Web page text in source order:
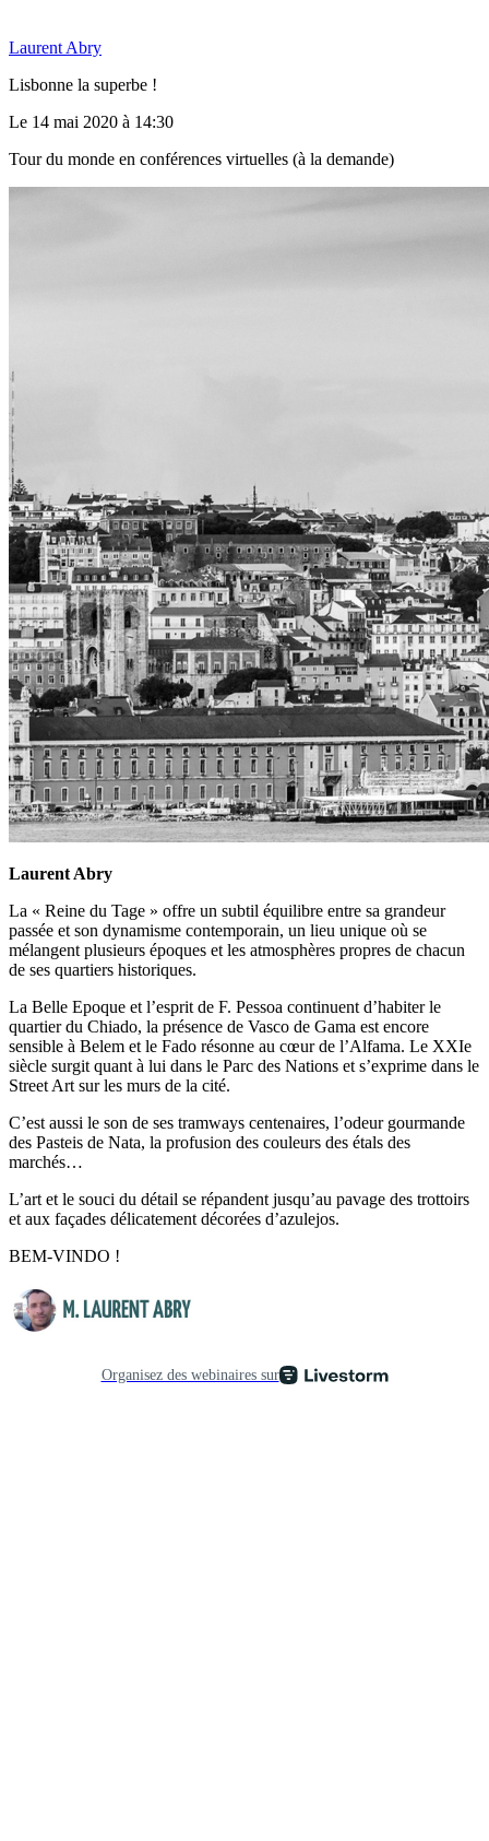
Laurent Abry
Lisbonne la superbe !
Le 14 mai 2020 à 14:30
Tour du monde en conférences virtuelles (à la demande)
Laurent Abry
La « Reine du Tage » offre un subtil équilibre entre sa grandeur
passée et son dynamisme contemporain, un lieu unique où se
mélangent plusieurs époques et les atmosphères propres de chacun
de ses quartiers historiques.
La Belle Epoque et l’esprit de F. Pessoa continuent d’habiter le
quartier du Chiado, la présence de Vasco de Gama est encore
sensible à Belem et le Fado résonne au cœur de l’Alfama. Le XXIe
siècle surgit quant à lui dans le Parc des Nations et s’exprime dans le
Street Art sur les murs de la cité.
C’est aussi le son de ses tramways centenaires, l’odeur gourmande
des Pasteis de Nata, la profusion des couleurs des étals des
marchés…
L’art et le souci du détail se répandent jusqu’au pavage des trottoirs
et aux façades délicatement décorées d’azulejos.
BEM-VINDO !